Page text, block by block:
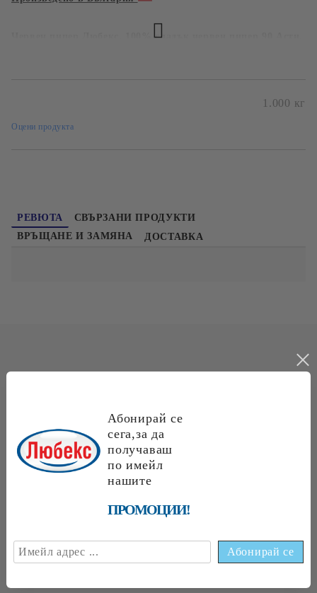
Червен пипер Любекс. 100% сладък червен пипер 90 Асти.
Безплатна доставка при поръчка над 60лв и до 20кг
1.000 кг
Оцени продукта
РЕВЮТА
СВЪРЗАНИ ПРОДУКТИ
ВРЪЩАНЕ И ЗАМЯНА
ДОСТАВКА
лв.
€1.89 3.70 лв.
Абонирай се
сега,за да
получаваш
по имейл
нашите
ПРОМОЦИИ!